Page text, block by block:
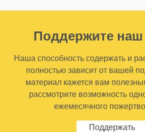
Поддержите наш
Наша способность содержать и
полностью зависит от вашей
материал кажется вам
рассмотрите возможность
ежемесячного
Поддержать